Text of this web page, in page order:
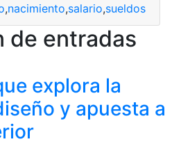
,nacimiento,salario,sueldos
de entradas
explora la
y apuesta a